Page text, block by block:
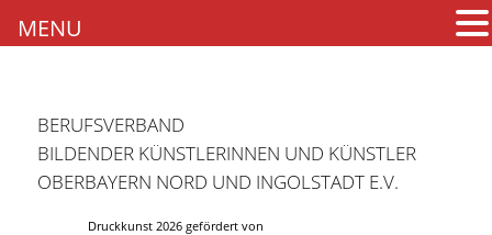
BERUFSVERBAND
BILDENDER KÜNSTLERINNEN UND KÜNSTLER
OBERBAYERN NORD UND INGOLSTADT E.V.
Druckkunst 2026 gefördert von
MENU